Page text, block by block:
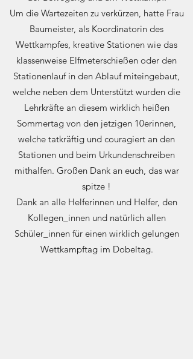
Um die Wartezeiten zu verkürzen, hatte Frau
Baumeister, als Koordinatorin des
Wettkampfes, kreative Stationen wie das
klassenweise Elfmeterschießen oder den
Stationenlauf in den Ablauf miteingebaut,
welche neben dem Unterstützt wurden die
Lehrkräfte an diesem wirklich heißen
Sommertag von den jetzigen 10erinnen,
welche tatkräftig und couragiert an den
Stationen und beim Urkundenschreiben
mithalfen. Großen Dank an euch, das war
spitze !
Dank an alle Helferinnen und Helfer, den
Kollegen_innen und natürlich allen
Schüler_innen für einen wirklich gelungen
Wettkampftag im Dobeltag.